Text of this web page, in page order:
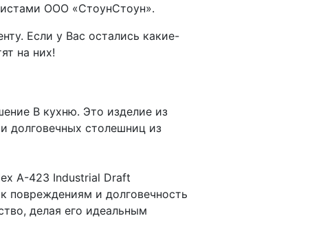
ООО «СтоунСтоун».
Если у Вас остались какие-
на них!
В кухню. Это изделие из
долговечных столешниц из
A-423 Industrial Draft
повреждениям и долговечность
делая его идеальным